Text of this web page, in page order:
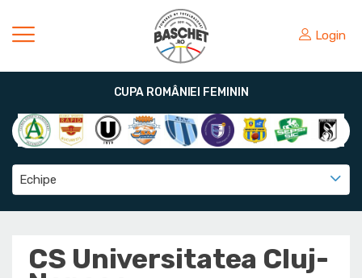
Login
CUPA ROMÂNIEI FEMININ
Echipe
CS Universitatea Cluj-